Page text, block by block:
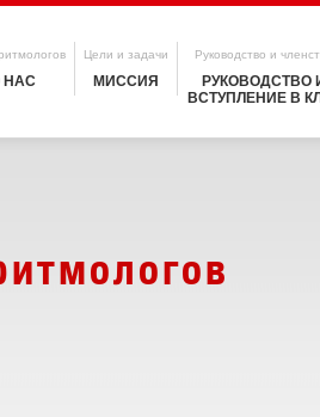
НАС
Цели и задачи
МИССИЯ
Руководство и
РУКОВОДСТВО
ВСТУПЛЕНИЕ В